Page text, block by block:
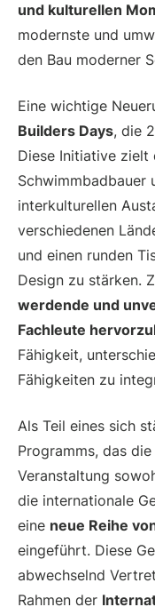
und kulturellen
modernste und
den Bau moderner
Eine wichtige
Builders Days, die
Diese Initiative zielt
Schwimmbadbauer
interkulturellen
verschiedenen
und einen runden
Design zu stärken.
werdende und
Fachleute
Fähigkeit,
Fähigkeiten zu
Als Teil eines sich
Programms, das
Veranstaltung
die internationale
eine neue Reihe
eingeführt. Diese
abwechselnd
Rahmen der